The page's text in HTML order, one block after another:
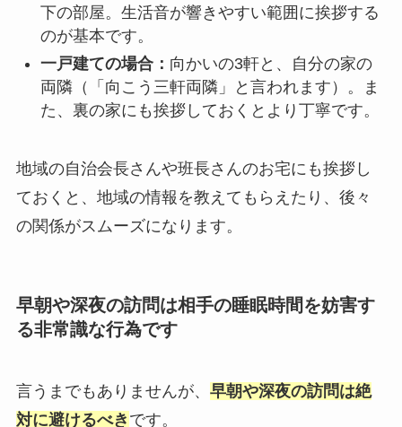
下の部屋。生活音が響きやすい範囲に挨拶する
のが基本です。
一戸建ての場合： 向かいの3軒と、自分の家の
両隣（「向こう三軒両隣」と言われます）。ま
た、裏の家にも挨拶しておくとより丁寧です。
地域の自治会長さんや班長さんのお宅にも挨拶し
ておくと、地域の情報を教えてもらえたり、後々
の関係がスムーズになります。
早朝や深夜の訪問は相手の睡眠時間を妨害す
る非常識な行為です
言うまでもありませんが、 早朝や深夜の訪問は絶
対に避けるべき です。